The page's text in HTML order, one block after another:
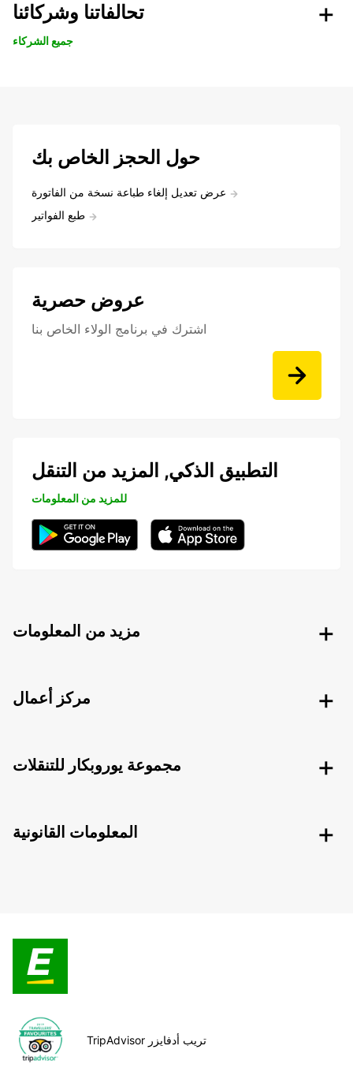
تحالفاتنا وشركائنا
جميع الشركاء
حول الحجز الخاص بك
عرض تعديل إلغاء طباعة نسخة من الفاتورة
طبع الفواتير
عروض حصرية
اشترك في برنامج الولاء الخاص بنا
التطبيق الذكي, المزيد من التنقل
للمزيد من المعلومات
مزيد من المعلومات
مركز أعمال
مجموعة يوروبكار للتنقلات
المعلومات القانونية
TripAdvisor تريب أدفايزر